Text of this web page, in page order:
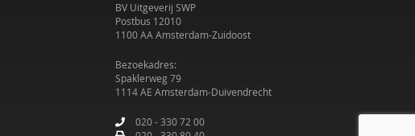
BV Uitgeverij SWP
Postbus 12010
1100 AA Amsterdam-Zuidoost
Bezoekadres:
Spaklerweg 79
1114 AE Amsterdam-Duivendrecht
020 - 330 72 00